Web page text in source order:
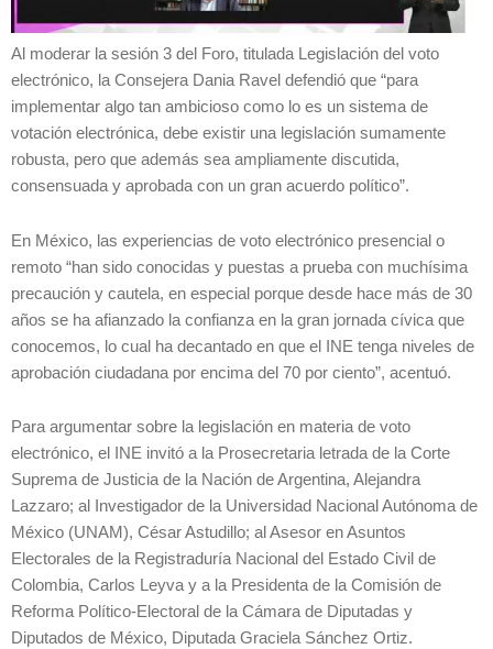
Al moderar la sesión 3 del Foro, titulada Legislación del voto
electrónico, la Consejera Dania Ravel defendió que “para
implementar algo tan ambicioso como lo es un sistema de
votación electrónica, debe existir una legislación sumamente
robusta, pero que además sea ampliamente discutida,
consensuada y aprobada con un gran acuerdo político”.
En México, las experiencias de voto electrónico presencial o
remoto “han sido conocidas y puestas a prueba con muchísima
precaución y cautela, en especial porque desde hace más de 30
años se ha afianzado la confianza en la gran jornada cívica que
conocemos, lo cual ha decantado en que el INE tenga niveles de
aprobación ciudadana por encima del 70 por ciento”, acentuó.
Para argumentar sobre la legislación en materia de voto
electrónico, el INE invitó a la Prosecretaria letrada de la Corte
Suprema de Justicia de la Nación de Argentina, Alejandra
Lazzaro; al Investigador de la Universidad Nacional Autónoma de
México (UNAM), César Astudillo; al Asesor en Asuntos
Electorales de la Registraduría Nacional del Estado Civil de
Colombia, Carlos Leyva y a la Presidenta de la Comisión de
Reforma Político-Electoral de la Cámara de Diputadas y
Diputados de México, Diputada Graciela Sánchez Ortiz.